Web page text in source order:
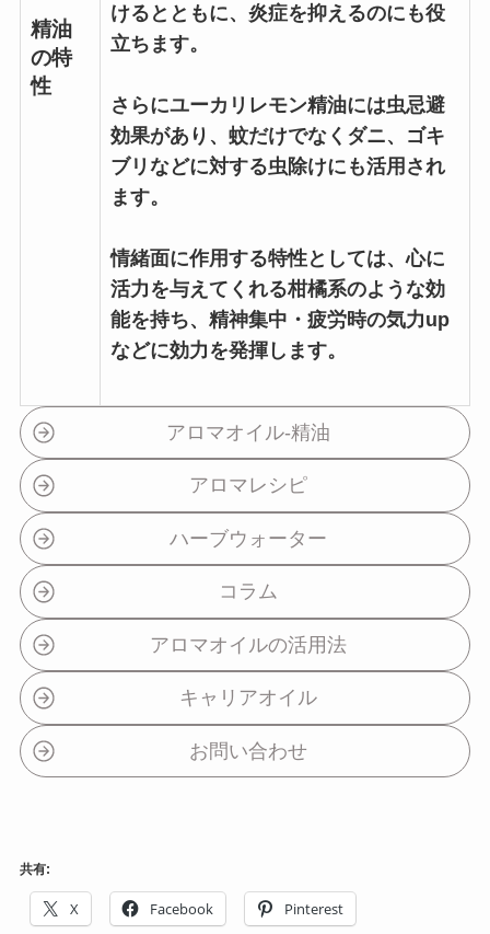
精油
の特
性
けるとともに、炎症を抑えるのにも役
立ちます。
さらにユーカリレモン精油には虫忌避
効果があり、蚊だけでなくダニ、ゴキ
ブリなどに対する虫除けにも活用され
ます。
情緒面に作用する特性としては、心に
活力を与えてくれる柑橘系のような効
能を持ち、精神集中・疲労時の気力up
などに効力を発揮します。
アロマオイル-精油
アロマレシピ
ハーブウォーター
コラム
アロマオイルの活用法
キャリアオイル
お問い合わせ
共有:
X Facebook Pinterest